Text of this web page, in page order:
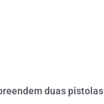
duas pistolas